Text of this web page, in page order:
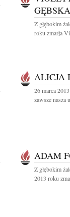
GĘBSKA
Z głębokim
roku zmarła
ALICJA
26 marca
zawsze nasza
ADAM
Z głębokim
2013 roku